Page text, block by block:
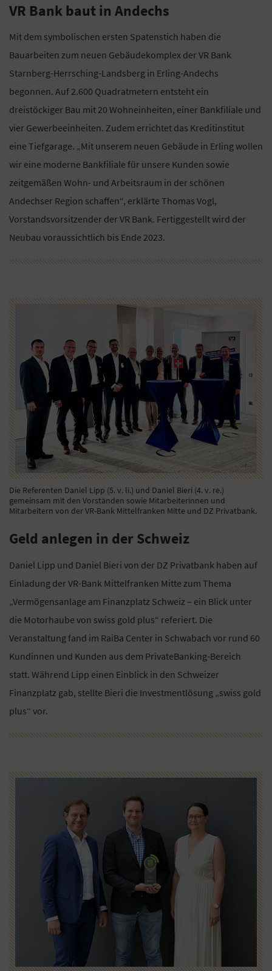
VR Bank baut in Andechs
Mit dem symbolischen ersten Spatenstich haben die
Bauarbeiten zum neuen Gebäudekomplex der VR Bank
Starnberg-Herrsching-Landsberg in Erling-Andechs
begonnen. Auf 2.600 Quadratmetern entsteht ein
dreistöckiger Bau mit 20 Wohneinheiten, einer Bankfiliale und
vier Gewerbeeinheiten. Zudem errichtet das Kreditinstitut
eine Tiefgarage. „Mit unserem neuen Gebäude in Erling wollen
wir eine moderne Bankfiliale für unsere Kunden sowie
zeitgemäßen Wohn- und Arbeitsraum in der schönen
Andechser Region schaffen“, erklärte Thomas Vogl,
Vorstandsvorsitzender der VR Bank. Fertiggestellt wird der
Neubau voraussichtlich bis Ende 2023.
Die Referenten Daniel Lipp (5. v. li.) und Daniel Bieri (4. v. re.)
gemeinsam mit den Vorständen sowie Mitarbeiterinnen und
Mitarbeitern von der VR-Bank Mittelfranken Mitte und DZ Privatbank.
Geld anlegen in der Schweiz
Daniel Lipp und Daniel Bieri von der DZ Privatbank haben auf
Einladung der VR-Bank Mittelfranken Mitte zum Thema
„Vermögensanlage am Finanzplatz Schweiz – ein Blick unter
die Motorhaube von swiss gold plus“ referiert. Die
Veranstaltung fand im RaiBa Center in Schwabach vor rund 60
Kundinnen und Kunden aus dem PrivateBanking-Bereich
statt. Während Lipp einen Einblick in den Schweizer
Finanzplatz gab, stellte Bieri die Investmentlösung „swiss gold
plus“ vor.